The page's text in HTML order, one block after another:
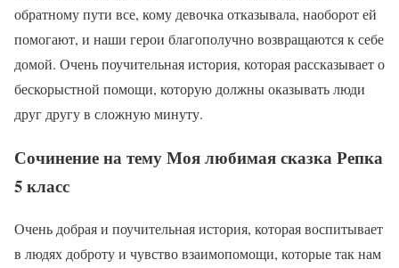
обратному пути все, кому девочка отказывала, наоборот ей
помогают, и наши герои благополучно возвращаются к себе
домой. Очень поучительная история, которая рассказывает о
бескорыстной помощи, которую должны оказывать люди
друг другу в сложную минуту.
Сочинение на тему Моя любимая сказка Репка
5 класс
Очень добрая и поучительная история, которая воспитывает
в людях доброту и чувство взаимопомощи, которые так нам